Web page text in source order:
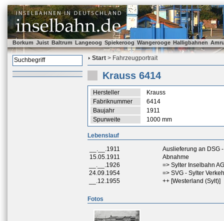
Borkum Juist Baltrum Langeoog Spiekeroog Wangerooge Halligbahnen
Start > Fahrzeugportrait
Krauss 6414
Hersteller
Krauss
Fabriknummer
6414
Baujahr
1911
Spurweite
1000 mm
Lebenslauf
__.__.1911
Auslieferung an DSG
15.05.1911
Abnahme
__.__.1926
=> Sylter Inselbahn
24.09.1954
=> SVG - Sylter
__.12.1955
++ [Westerland (Sylt)]
Fotos